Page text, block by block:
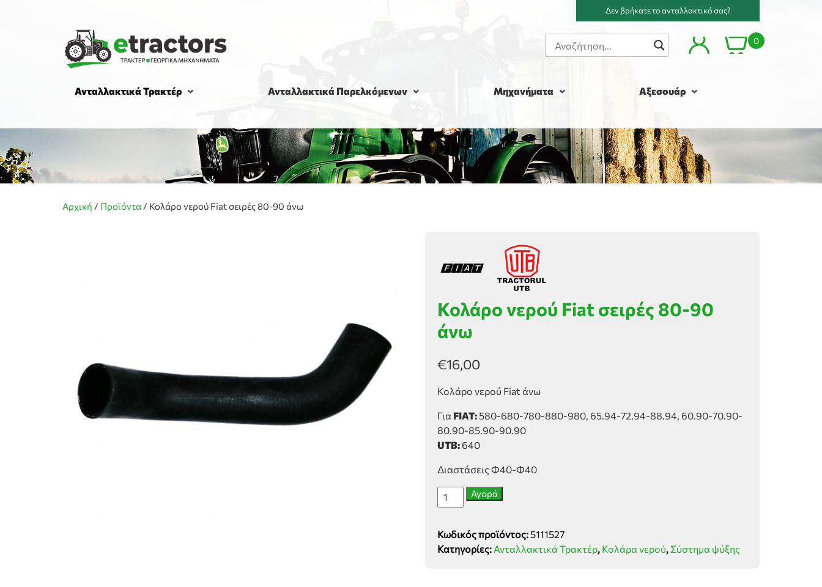
Δεν βρήκατε το ανταλλακτικό σας?
0
Ανταλλακτικά Τρακτέρ Ανταλλακτικά Παρελκόμενων Μηχανήματα Αξεσουάρ
Αρχική / Προϊόντα / Κολάρο νερού Fiat σειρές 80-90 άνω
Κολάρο νερού Fiat σειρές 80-90
άνω
€16,00
Κολάρο νερού Fiat άνω
Για FIAT:580-680-780-880-980, 65.94-72.94-88.94, 60.90-70.90-
80.90-85.90-90.90
UTB:640
Διαστάσεις Φ40-Φ40
Κολάρο
νερού
σειρές
80-
Αγορά
Κωδικός προϊόντος: 5111527
Κατηγορίες: Ανταλλακτικά Τρακτέρ, Κολάρα νερού, Σύστημα ψύξης